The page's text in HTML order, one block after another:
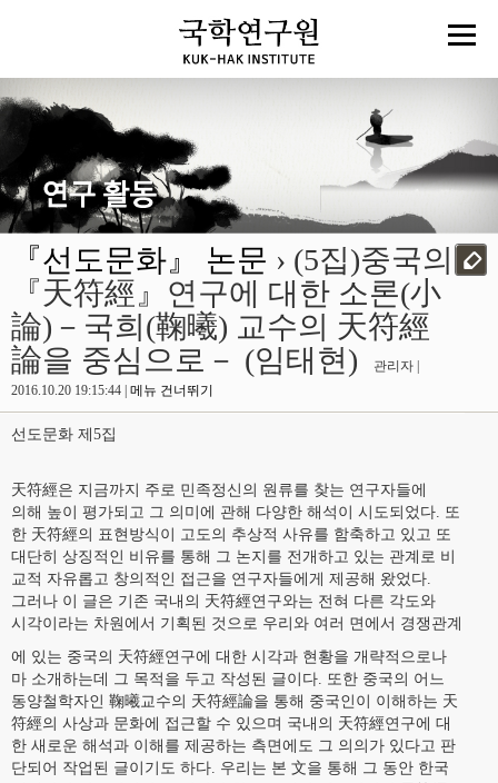
『선도문화』 논문 › (5집)중국의
『天符經』연구에 대한 소론(小
論)－국희(鞠曦) 교수의 天符經
論을 중심으로－ (임태현)
관리자 |
2016.10.20 19:15:44 | 메뉴 건너뛰기
선도문화 제5집
天符經은 지금까지 주로 민족정신의 원류를 찾는 연구자들에
의해 높이 평가되고 그 의미에 관해 다양한 해석이 시도되었다. 또
한 天符經의 표현방식이 고도의 추상적 사유를 함축하고 있고 또
대단히 상징적인 비유를 통해 그 논지를 전개하고 있는 관계로 비
교적 자유롭고 창의적인 접근을 연구자들에게 제공해 왔었다.
그러나 이 글은 기존 국내의 天符經연구와는 전혀 다른 각도와
시각이라는 차원에서 기획된 것으로 우리와 여러 면에서 경쟁관계
에 있는 중국의 天符經연구에 대한 시각과 현황을 개략적으로나
마 소개하는데 그 목적을 두고 작성된 글이다. 또한 중국의 어느
동양철학자인 鞠曦교수의 天符經論을 통해 중국인이 이해하는 天
符經의 사상과 문화에 접근할 수 있으며 국내의 天符經연구에 대
한 새로운 해석과 이해를 제공하는 측면에도 그 의의가 있다고 판
단되어 작업된 글이기도 하다. 우리는 본 文을 통해 그 동안 한국